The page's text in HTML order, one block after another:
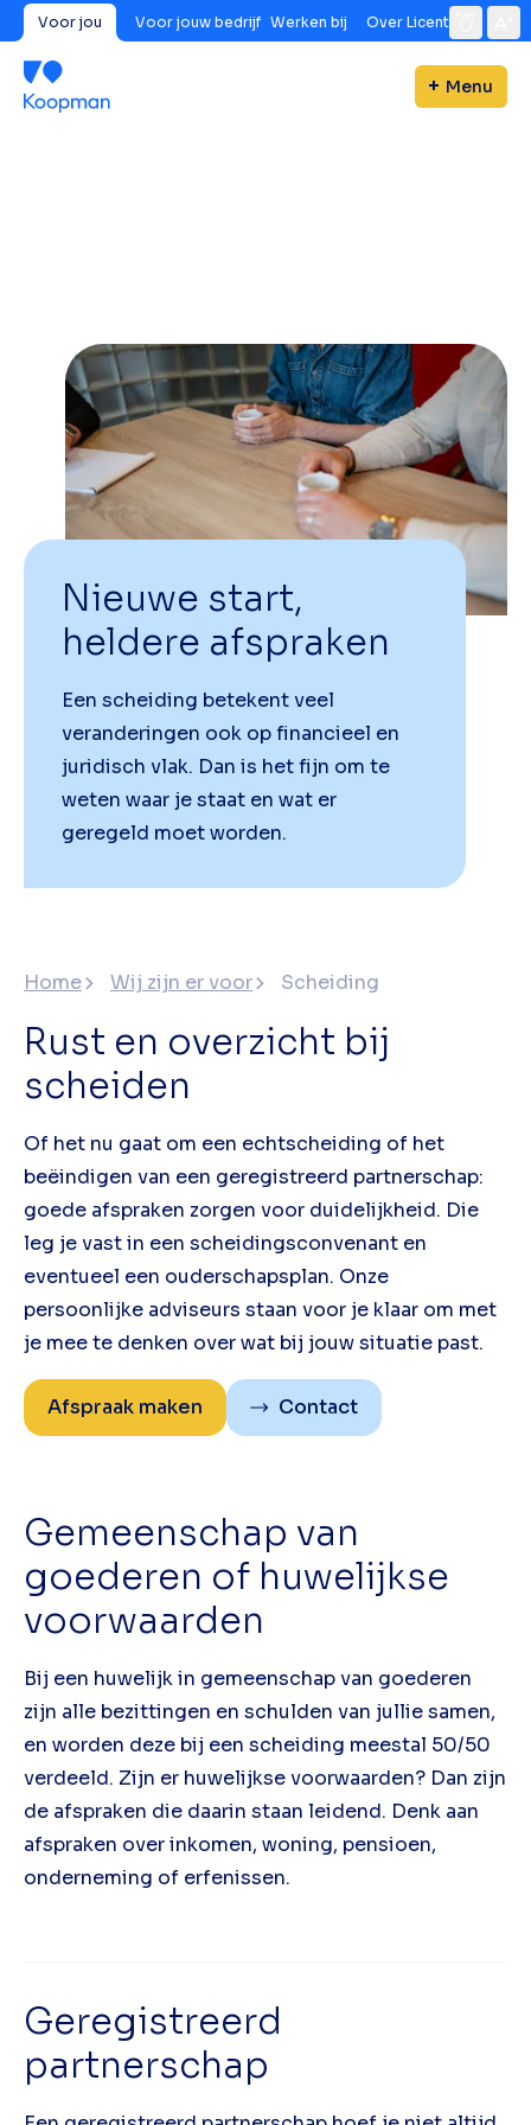
Voor jou Voor jouw bedrijf Werken bij Over Licent
Menu
Nieuwe start,
heldere afspraken
Een scheiding betekent veel
veranderingen ook op financieel en
juridisch vlak. Dan is het fijn om te
weten waar je staat en wat er
geregeld moet worden.
Home Wij zijn er voor Scheiding
Rust en overzicht bij
scheiden
Of het nu gaat om een echtscheiding of het
beëindigen van een geregistreerd partnerschap:
goede afspraken zorgen voor duidelijkheid. Die
leg je vast in een scheidingsconvenant en
eventueel een ouderschapsplan. Onze
persoonlijke adviseurs staan voor je klaar om met
je mee te denken over wat bij jouw situatie past.
Afspraak maken Contact
Gemeenschap van
goederen of huwelijkse
voorwaarden
Bij een huwelijk in gemeenschap van goederen
zijn alle bezittingen en schulden van jullie samen,
en worden deze bij een scheiding meestal 50/50
verdeeld. Zijn er huwelijkse voorwaarden? Dan zijn
de afspraken die daarin staan leidend. Denk aan
afspraken over inkomen, woning, pensioen,
onderneming of erfenissen.
Geregistreerd
partnerschap